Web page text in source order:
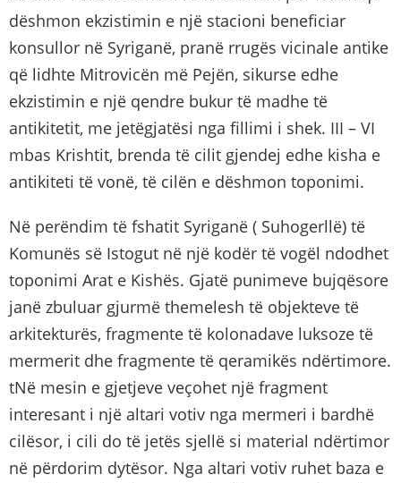
dëshmon ekzistimin e një stacioni beneficiar
konsullor në Syriganë, pranë rrugës vicinale antike
që lidhte Mitrovicën më Pejën, sikurse edhe
ekzistimin e një qendre bukur të madhe të
antikitetit, me jetëgjatësi nga fillimi i shek. III – VI
mbas Krishtit, brenda të cilit gjendej edhe kisha e
antikiteti të vonë, të cilën e dëshmon toponimi.
Në perëndim të fshatit Syriganë ( Suhogerllë) të
Komunës së Istogut në një kodër të vogël ndodhet
toponimi Arat e Kishës. Gjatë punimeve bujqësore
janë zbuluar gjurmë themelesh të objekteve të
arkitekturës, fragmente të kolonadave luksoze të
mermerit dhe fragmente të qeramikës ndërtimore.
tNë mesin e gjetjeve veçohet një fragment
interesant i një altari votiv nga mermeri i bardhë
cilësor, i cili do të jetës sjellë si material ndërtimor
në përdorim dytësor. Nga altari votiv ruhet baza e